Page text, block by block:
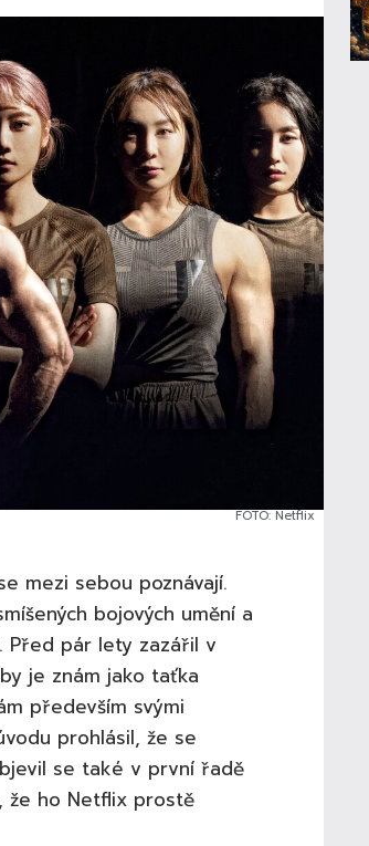
FOTO: Netflix
mezi sebou poznávají.
bojových umění a
Před pár lety zazářil v
je znám jako taťka
především svými
prohlásil, že se
se také v první řadě
že ho Netflix prostě